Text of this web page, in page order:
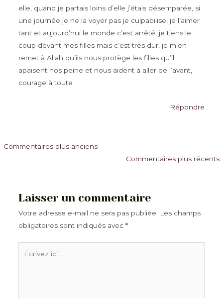
elle, quand je partais loins d’elle j’étais désemparée, si
une journée je ne la voyer pas je culpabilise, je l’aimer
tant et aujourd’hui le monde c’est arrêté, je tiens le
coup devant mes filles mais c’est très dur, je m’en
remet à Allah qu’ils nous protège les filles qu’il
apaisent nos peine et nous aident à aller de l’avant,
courage à toute
Répondre
Commentaires
Commentaires plus anciens
Commentaires plus récents
Laisser un commentaire
Votre adresse e-mail ne sera pas publiée. Les champs
obligatoires sont indiqués avec *